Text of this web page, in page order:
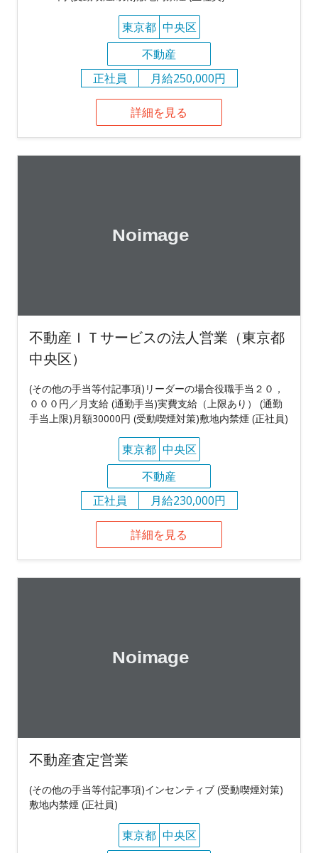
東京都 中央区
不動産
正社員
月給250,000円
詳細を見る
不動産ＩＴサービスの法人営業（東京都
中央区）
(その他の手当等付記事項)リーダーの場合役職手当２０，
０００円／月支給 (通勤手当)実費支給（上限あり） (通勤
手当上限)月額30000円 (受動喫煙対策)敷地内禁煙 (正社員)
東京都 中央区
不動産
正社員
月給230,000円
詳細を見る
不動産査定営業
(その他の手当等付記事項)インセンティブ (受動喫煙対策)
敷地内禁煙 (正社員)
東京都 中央区